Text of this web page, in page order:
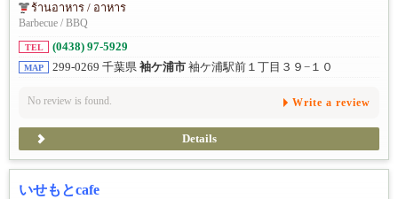
ร้านอาหาร / อาหาร
Barbecue / BBQ
TEL (0438) 97-5929
MAP 299-0269 千葉県 袖ケ浦市 袖ケ浦駅前１丁目３９−１０
No review is found. Write a review
Details
いせもとcafe